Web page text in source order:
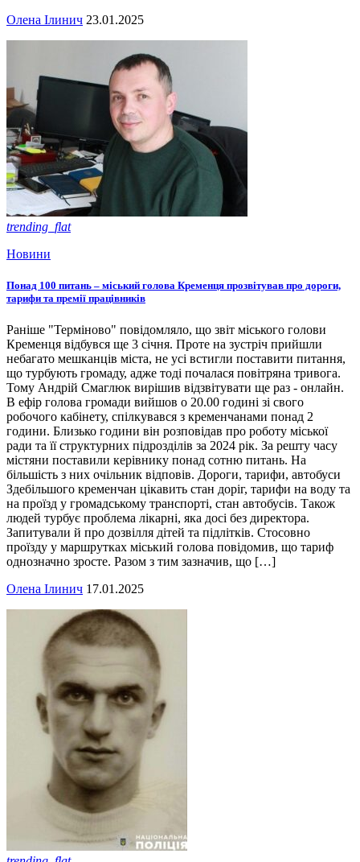
Олена Ілинич 23.01.2025
trending_flat
Новини
Понад 100 питань – міський голова Кременця прозвітував про дороги,
тарифи та премії працівників
Раніше "Терміново" повідомляло, що звіт міського голови
Кременця відбувся ще 3 січня. Проте на зустріч прийшли
небагато мешканців міста, не усі встигли поставити питання,
що турбують громаду, адже тоді почалася повітряна тривога.
Тому Андрій Смаглюк вирішив відзвітувати ще раз - онлайн.
В ефір голова громади вийшов о 20.00 годині зі свого
робочого кабінету, спілкувався з кременчанами понад 2
години. Близько години він розповідав про роботу міської
ради та її структурних підрозділів за 2024 рік. За решту часу
містяни поставили керівнику понад сотню питань. На
більшість з них очільник відповів. Дороги, тарифи, автобуси
Здебільшого кременчан цікавить стан доріг, тарифи на воду та
на проїзд у громадському транспорті, стан автобусів. Також
людей турбує проблема лікарні, яка досі без директора.
Запитували й про дозвілля дітей та підлітків. Стосовно
проїзду у маршрутках міський голова повідомив, що тариф
однозначно зросте. Разом з тим зазначив, що […]
Олена Ілинич 17.01.2025